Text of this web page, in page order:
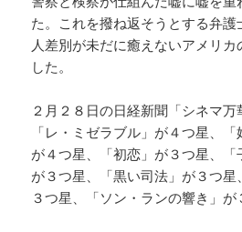
た。これを撥ね返そうとする弁護
人差別が未だに癒えないアメリ
した。
２月２８日の日経新聞「シネマ万
「レ・ミゼラブル」が４つ星、「
が４つ星、「初恋」が３つ星、「
が３つ星、「黒い司法」が３つ
３つ星、「ソン・ランの響き」が